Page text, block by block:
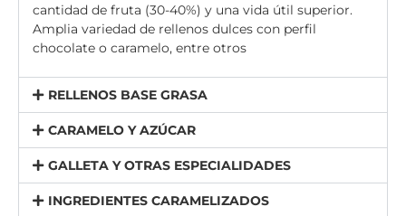
cantidad de fruta (30-40%) y una vida útil superior.
Amplia variedad de rellenos dulces con perfil
chocolate o caramelo, entre otros
RELLENOS BASE GRASA
CARAMELO Y AZÚCAR
GALLETA Y OTRAS ESPECIALIDADES
INGREDIENTES CARAMELIZADOS